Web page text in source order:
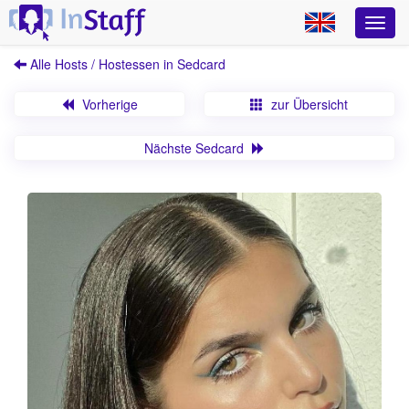
Alle Hosts / Hostessen in Sedcard
Vorherige zur Übersicht
Nächste Sedcard